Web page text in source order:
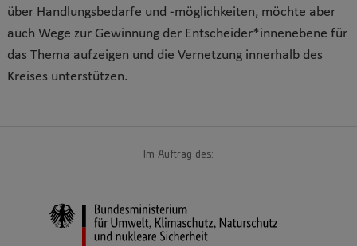
über Handlungsbedarfe und -möglichkeiten, möchte aber
auch Wege zur Gewinnung der Entscheider*innenebene für
das Thema aufzeigen und die Vernetzung innerhalb des
Kreises unterstützen.
Im Auftrag des: